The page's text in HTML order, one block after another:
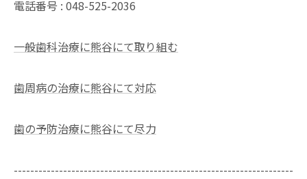
電話番号 : 048-525-2036
一般歯科治療に熊谷にて取り組む
歯周病の治療に熊谷にて対応
歯の予防治療に熊谷にて尽力
--------------------------------------------------------------------